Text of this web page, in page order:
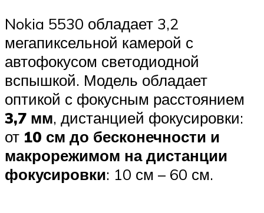
Nokia 5530 обладает 3,2
мегапиксельной камерой с
автофокусом светодиодной
вспышкой. Модель обладает
оптикой с фокусным расстоянием
3,7 мм, дистанцией фокусировки:
от 10 см до бесконечности и
макрорежимом на дистанции
фокусировки: 10 см – 60 см.